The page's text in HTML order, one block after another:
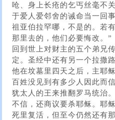
呛、身上长疮的乞丐丝毫不
于爱人爱邻舍的诫命当一回
祖亚伯拉罕哪，不是的。若
那里去的，他们必要悔改。
回到世上对财主的五个弟兄
定。圣经中还有另一个拉撒
他在坟墓里四天之后，主耶
百姓没见到有多少人因此而
犹太人的王来推翻罗马统治
不信，还商议要杀耶稣。耶
死里复活，但至今仍然还有